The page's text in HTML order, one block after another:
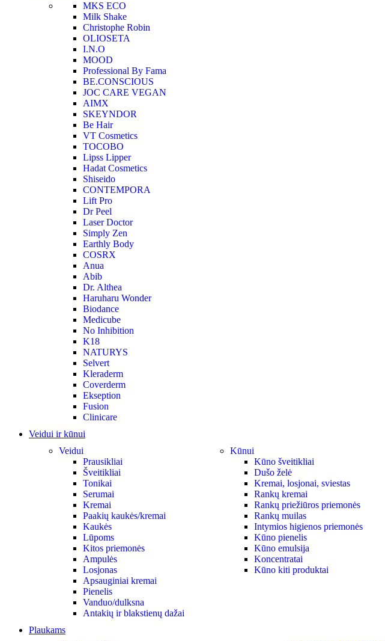
MKS ECO
Milk Shake
Christophe Robin
OLIOSETA
I.N.O
MOOD
Professional By Fama
BE.CONSCIOUS
JOC CARE VEGAN
AIMX
SKEYNDOR
Be Hair
VT Cosmetics
TOCOBO
Lipss Lipper
Hadat Cosmetics
Shiseido
CONTEMPORA
Lift Pro
Dr Peel
Laser Doctor
Simply Zen
Earthly Body
COSRX
Anua
Abib
Dr. Althea
Haruharu Wonder
Biodance
Medicube
No Inhibition
K18
NATURYS
Selvert
Kleraderm
Coverderm
Ekseption
Fusion
Clinicare
Veidui ir kūnui
Veidui
Prausikliai
Šveitikliai
Tonikai
Serumai
Kremai
Paakių kaukės/kremai
Kaukės
Lūpoms
Kitos priemonės
Ampulės
Losjonas
Apsauginiai kremai
Pienelis
Vanduo/dulksna
Antakių ir blakstienų dažai
Kūnui
Kūno šveitikliai
Dušo želė
Kremai, losjonai, sviestas
Rankų kremai
Rankų priežiūros priemonės
Rankų muilas
Intymios higienos priemonės
Kūno pienelis
Kūno emulsija
Koncentratai
Kūno kiti produktai
Plaukams